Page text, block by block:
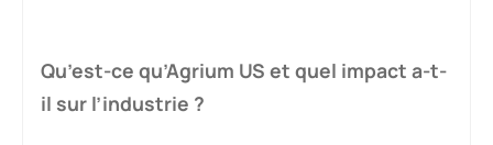
Qu’est-ce qu’Agrium US et quel impact a-t-
il sur l’industrie ?